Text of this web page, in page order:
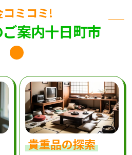
コミコミ!
案内十日町市
貴重品の探索